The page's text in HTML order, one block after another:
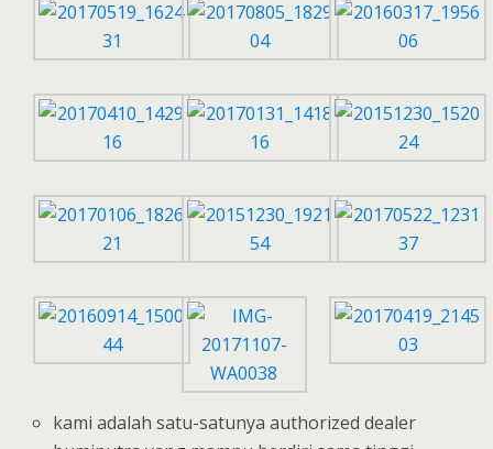
kami adalah satu-satunya authorized dealer